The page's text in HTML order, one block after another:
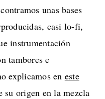
unas bases
casi lo-fi,
instrumentación
tambores e
explicamos en este
su origen en la mezcla